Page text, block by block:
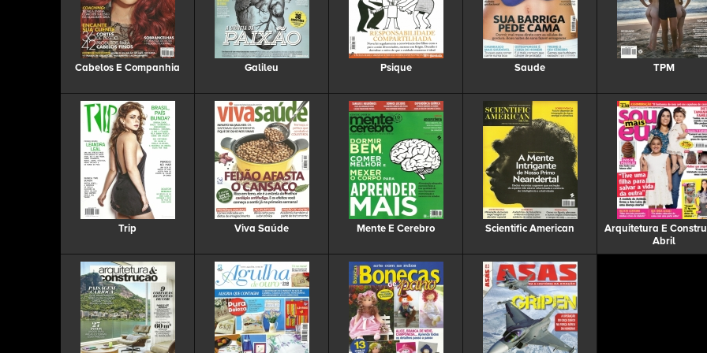
Cabelos E Companhia Galileu Psique Saude TPM
Trip Viva Saúde Mente E Cerebro Scientific American
Arquitetura E
Abril